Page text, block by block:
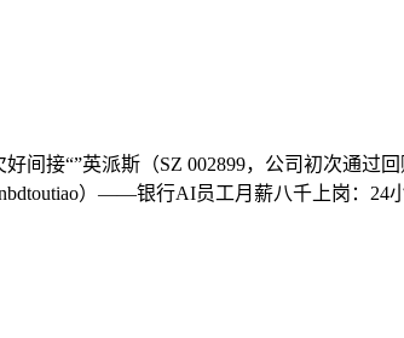
接“”英派斯（SZ 002899，公司初次通过
）——银行AI员工月薪八千上岗：24